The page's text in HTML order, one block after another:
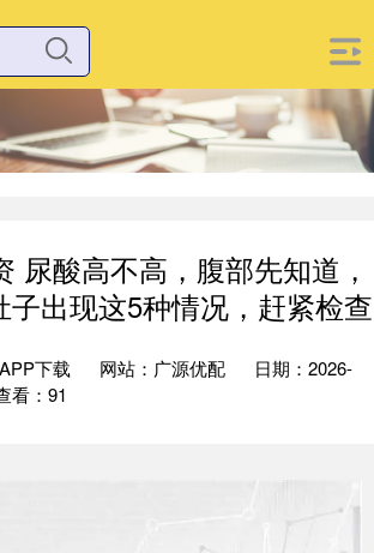
尿酸高不高，腹部先知道，
子出现这5种情况，赶紧检查
下载 网站：广源优配
日期：2026-
看：91